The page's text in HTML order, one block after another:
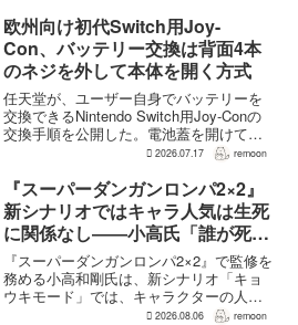
何度も挑戦すれば先へ進める...
欧州向け初代Switch用Joy-
Con、バッテリー交換は背面4本
のネジを外して本体を開く方式
任天堂が、ユーザー自身でバッテリーを
交換できるNintendo Switch用Joy-Conの
交換手順を公開した。電池蓋を開けて入
れ替える方式ではなく、背面のネジ4本を
ケーブルを取り外す必要がある。この
改...
2026.07.17 remoon
『スーパーダンガンロンパ2×2』
新シナリオではキャラ人気は生死
に関係なし――小高氏「誰が死ん
でもヘイトメールは送らないで」
『スーパーダンガンロンパ2×2』で監修を
務める小高和剛氏は、新シナリオ「キョ
ウキモード」では、キャラクターの人気
にかかわらず退場させるとRPG Siteのイ
2026.08.06 remoon